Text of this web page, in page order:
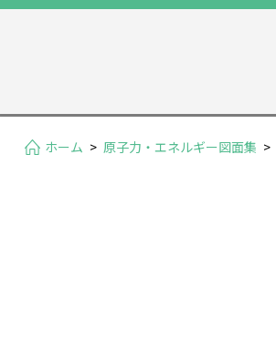
ホーム > 原子力・エネルギー図面集 >